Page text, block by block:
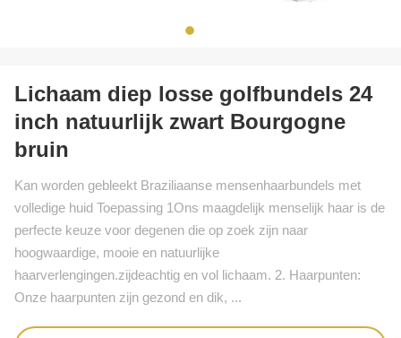
Lichaam diep losse golfbundels 24
inch natuurlijk zwart Bourgogne
bruin
Kan worden gebleekt Braziliaanse mensenhaarbundels met
volledige huid Toepassing 1Ons maagdelijk menselijk haar is de
perfecte keuze voor degenen die op zoek zijn naar
hoogwaardige, mooie en natuurlijke
haarverlengingen.zijdeachtig en vol lichaam. 2. Haarpunten:
Onze haarpunten zijn gezond en dik, ...